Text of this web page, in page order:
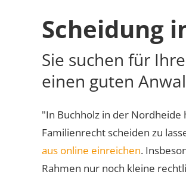
Scheidung
Sie suchen für
einen guten
"In Buchholz in der Nordheide
Familienrecht scheiden zu
aus online einreichen.
Rahmen nur noch kleine